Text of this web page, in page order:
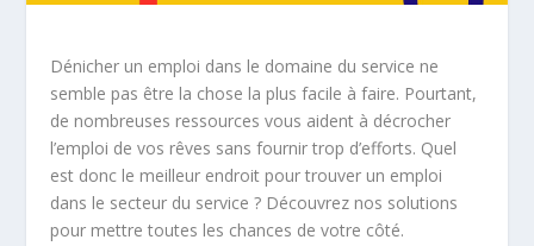
Dénicher un emploi dans le domaine du service ne
semble pas être la chose la plus facile à faire. Pourtant,
de nombreuses ressources vous aident à décrocher
l’emploi de vos rêves sans fournir trop d’efforts. Quel
est donc le meilleur endroit pour trouver un emploi
dans le secteur du service ? Découvrez nos solutions
pour mettre toutes les chances de votre côté.